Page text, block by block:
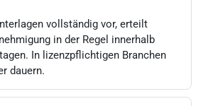
vollständig vor, erteilt
in der Regel innerhalb
In lizenzpflichtigen Branchen
dauern.